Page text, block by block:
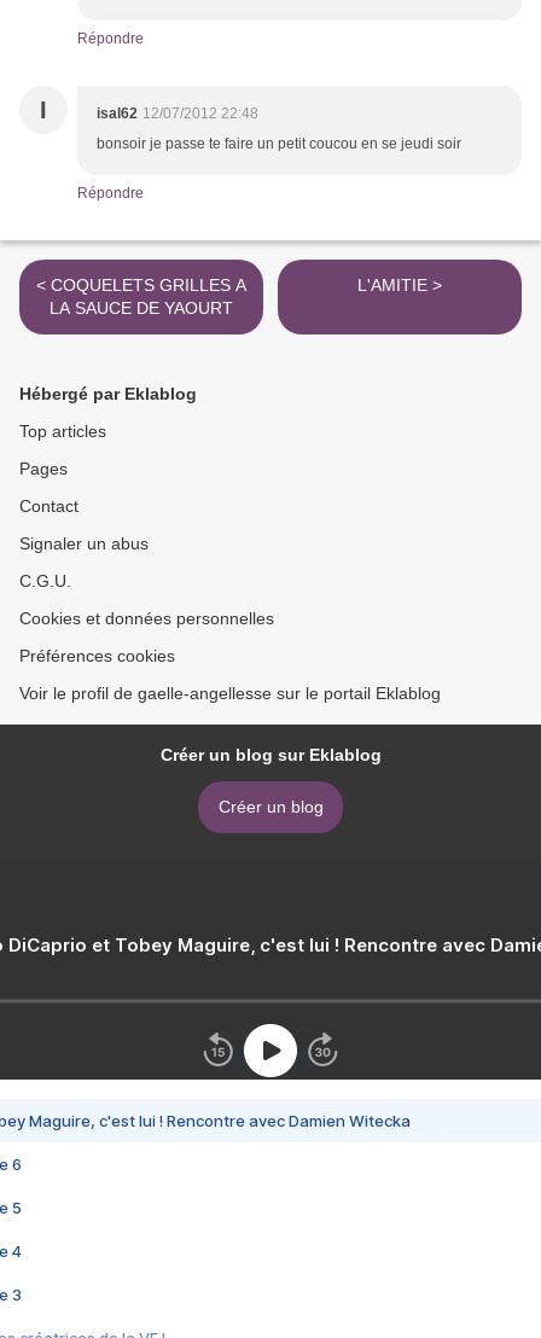
Répondre
I isal62 12/07/2012 22:48
bonsoir je passe te faire un petit coucou en se jeudi soir
Répondre
< COQUELETS GRILLES A
LA SAUCE DE YAOURT
L'AMITIE >
Hébergé par Eklablog
Top articles
Pages
Contact
Signaler un abus
C.G.U.
Cookies et données personnelles
Préférences cookies
Voir le profil de gaelle-angellesse sur le portail Eklablog
Créer un blog sur Eklablog
Créer un blog
DiCaprio et Tobey Maguire, c'est lui ! Rencontre avec
Maguire, c'est lui ! Rencontre avec Damien Witecka
6
5
4
3